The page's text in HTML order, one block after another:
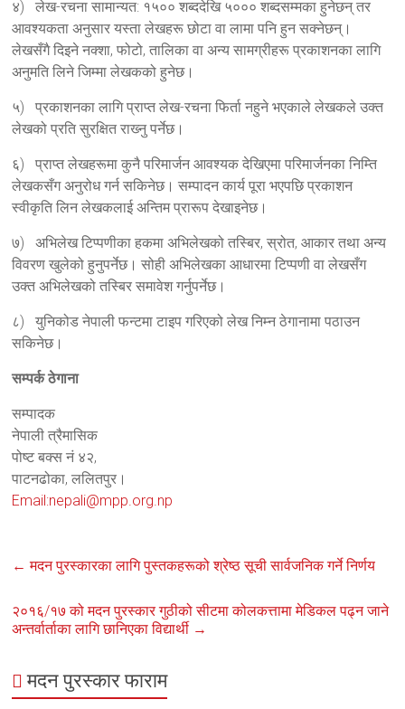
४) लेख-रचना सामान्यत: १५०० शब्ददेखि ५००० शब्दसम्मका हुनेछन् तर
आवश्यकता अनुसार यस्ता लेखहरू छोटा वा लामा पनि हुन सक्नेछन्।
लेखसँगै दिइने नक्शा, फोटो, तालिका वा अन्य सामग्रीहरू प्रकाशनका लागि
अनुमति लिने जिम्मा लेखकको हुनेछ।
५) प्रकाशनका लागि प्राप्त लेख-रचना फिर्ता नहुने भएकाले लेखकले उक्त
लेखको प्रति सुरक्षित राख्‍नु पर्नेछ।
६) प्राप्त लेखहरूमा कुनै परिमार्जन आवश्यक देखिएमा परिमार्जनका निम्ति
लेखकसँग अनुरोध गर्न सकिनेछ। सम्पादन कार्य पूरा भएपछि प्रकाशन
स्वीकृति लिन लेखकलाई अन्तिम प्रारूप देखाइनेछ।
७) अभिलेख टिप्पणीका हकमा अभिलेखको तस्बिर, स्रोत, आकार तथा अन्य
विवरण खुलेको हुनुपर्नेछ। सोही अभिलेखका आधारमा टिप्पणी वा लेखसँग
उक्त अभिलेखको तस्बिर समावेश गर्नुपर्नेछ।
८) युनिकोड नेपाली फन्टमा टाइप गरिएको लेख निम्न ठेगानामा पठाउन
सकिनेछ।
सम्पर्क ठेगाना
सम्पादक
नेपाली त्रैमासिक
पोष्ट बक्स नं ४२,
पाटनढोका, ललितपुर।
Email:nepali@mpp.org.np
← मदन पुरस्कारका लागि पुस्तकहरूको श्रेष्ठ सूची सार्वजनिक गर्ने निर्णय
२०१६/१७ को मदन पुरस्कार गुठीको सीटमा कोलकत्तामा मेडिकल पढ्न जाने
अन्तर्वार्ताका लागि छानिएका विद्यार्थी →
मदन पुरस्कार फाराम